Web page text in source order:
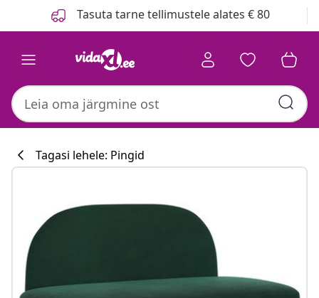
Tasuta tarne tellimustele alates € 80
Tagasi lehele: Pingid